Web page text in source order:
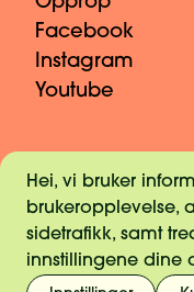
Hei, vi bruker
brukeropplevelse,
sidetrafikk, samt
innstillingene dine
Facebook
Instagram
Youtube
Pressekontakt
Personvern
Vilkår og
Varsling og etikk